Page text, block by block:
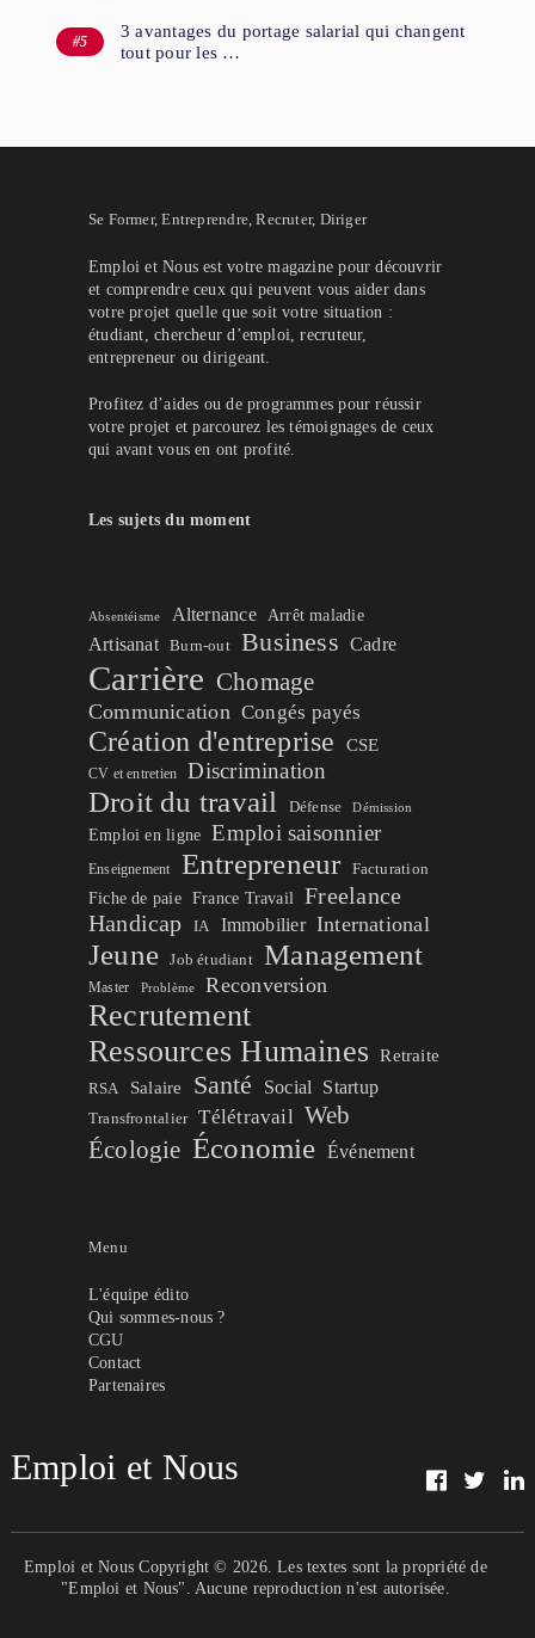
3 avantages du portage salarial qui changent
tout pour les …
Se Former, Entreprendre, Recruter, Diriger
Emploi et Nous est votre magazine pour découvrir
et comprendre ceux qui peuvent vous aider dans
votre projet quelle que soit votre situation :
étudiant, chercheur d’emploi, recruteur,
entrepreneur ou dirigeant.
Profitez d’aides ou de programmes pour réussir
votre projet et parcourez les témoignages de ceux
qui avant vous en ont profité.
Les sujets du moment
Absentéisme Alternance Arrêt maladie
Artisanat Burn-out Business Cadre
Carrière Chomage
Communication Congés payés
Création d'entreprise CSE
CV et entretien Discrimination
Droit du travail Défense Démission
Emploi en ligne Emploi saisonnier
Enseignement Entrepreneur Facturation
Fiche de paie France Travail Freelance
Handicap
IA Immobilier International
Jeune Job étudiant Management
Master Problème Reconversion
Recrutement
Ressources Humaines Retraite
RSA Salaire Santé Social Startup
Transfrontalier Télétravail Web
Écologie Économie Événement
Menu
L'équipe édito
Qui sommes-nous ?
CGU
Contact
Partenaires
Emploi et Nous
Emploi et Nous Copyright © 2026. Les textes sont la propriété de
"Emploi et Nous". Aucune reproduction n'est autorisée.